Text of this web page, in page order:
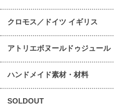
クロモス／ドイツ イギリス
アトリエボヌールドゥジュール
ハンドメイド素材・材料
SOLDOUT